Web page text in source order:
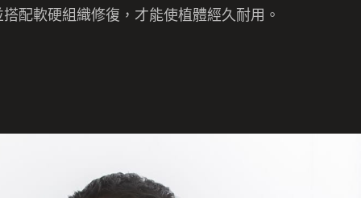
配軟硬組織修復， 才能使植體經久耐用。